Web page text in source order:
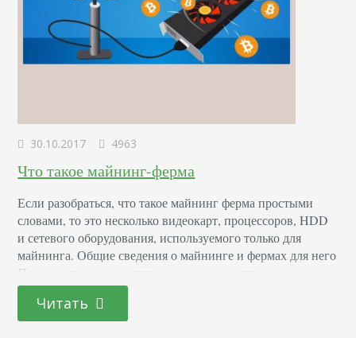
30.10.2017 4963
Что такое майнинг-ферма
Если разобраться, что такое майнинг ферма простыми
словами, то это несколько видеокарт, процессоров, HDD
и сетевого оборудования, используемого только для
майнинга. Общие сведения о майнинге и фермах для него
После появления достаточно нового понятия
«криптовалюта», никто не знал, что это за майнинг-
фермы такие, многие майнеры-старожилы просто
использовали свои домашние ПК, при помощи которых
Читать